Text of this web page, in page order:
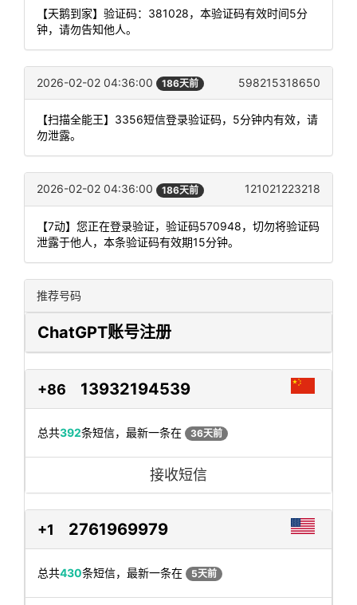
【天鹅到家】验证码：381028，本验证码有效时间5分
钟，请勿告知他人。
2026-02-02 04:36:00 186天前 598215318650
【扫描全能王】3356短信登录验证码，5分钟内有效，请
勿泄露。
2026-02-02 04:36:00 186天前 121021223218
【7动】您正在登录验证，验证码570948，切勿将验证码
泄露于他人，本条验证码有效期15分钟。
推荐号码
ChatGPT账号注册
+86 13932194539
总共392条短信，最新一条在 36天前
接收短信
+1 2761969979
总共430条短信，最新一条在 5天前